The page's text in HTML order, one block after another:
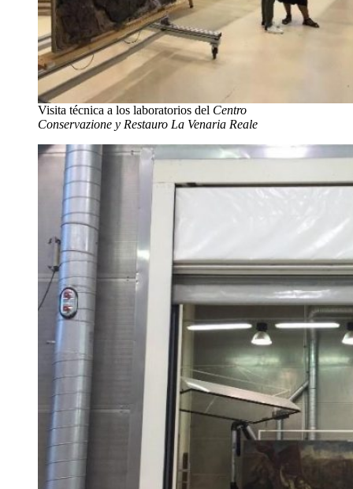
Visita técnica a los laboratorios del Centro
Conservazione y Restauro La Venaria Reale